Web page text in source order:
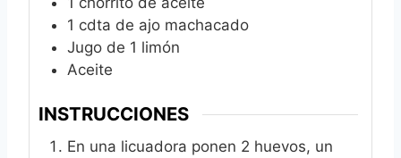
1 cdta de ajo machacado
Jugo de 1 limón
Aceite
INSTRUCCIONES
En una licuadora ponen 2 huevos, un